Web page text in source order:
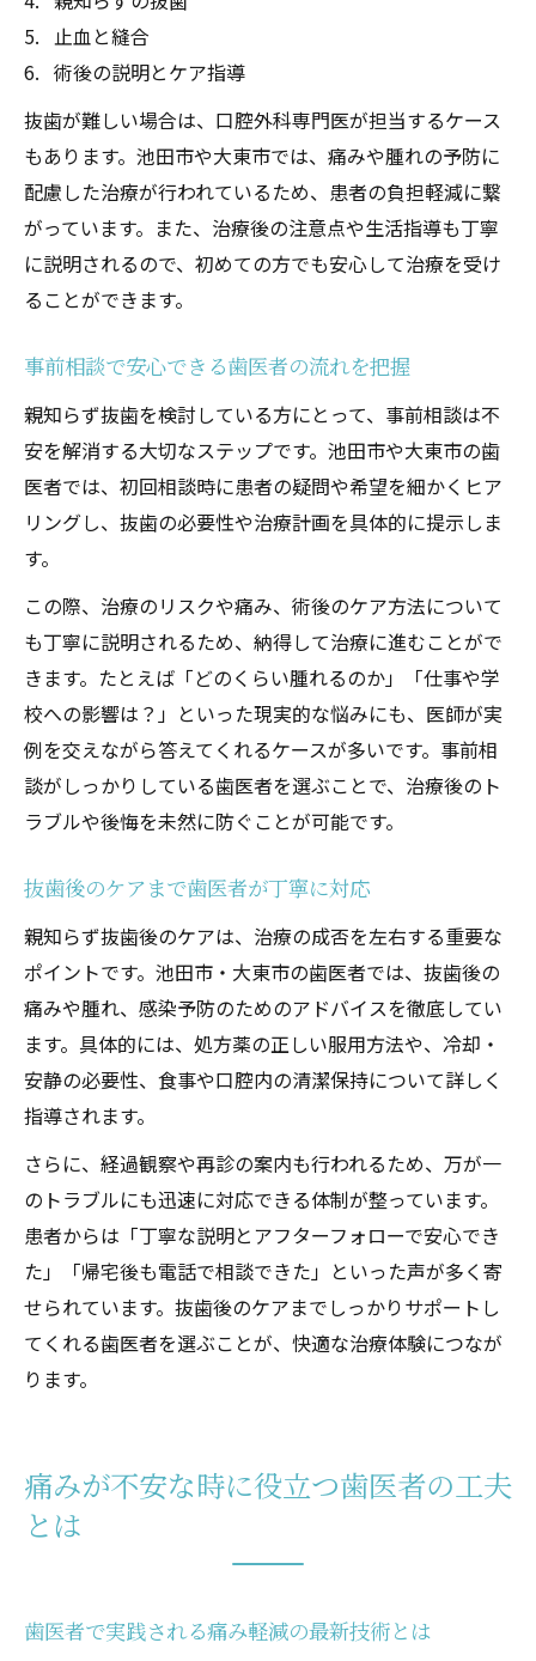
止血と縫合
術後の説明とケア指導
抜歯が難しい場合は、口腔外科専門医が担当するケース
もあります。池田市や大東市では、痛みや腫れの予防に
配慮した治療が行われているため、患者の負担軽減に繋
がっています。また、治療後の注意点や生活指導も丁寧
に説明されるので、初めての方でも安心して治療を受け
ることができます。
事前相談で安心できる歯医者の流れを把握
親知らず抜歯を検討している方にとって、事前相談は不
安を解消する大切なステップです。池田市や大東市の歯
医者では、初回相談時に患者の疑問や希望を細かくヒア
リングし、抜歯の必要性や治療計画を具体的に提示しま
す。
この際、治療のリスクや痛み、術後のケア方法について
も丁寧に説明されるため、納得して治療に進むことがで
きます。たとえば「どのくらい腫れるのか」「仕事や学
校への影響は？」といった現実的な悩みにも、医師が実
例を交えながら答えてくれるケースが多いです。事前相
談がしっかりしている歯医者を選ぶことで、治療後のト
ラブルや後悔を未然に防ぐことが可能です。
抜歯後のケアまで歯医者が丁寧に対応
親知らず抜歯後のケアは、治療の成否を左右する重要な
ポイントです。池田市・大東市の歯医者では、抜歯後の
痛みや腫れ、感染予防のためのアドバイスを徹底してい
ます。具体的には、処方薬の正しい服用方法や、冷却・
安静の必要性、食事や口腔内の清潔保持について詳しく
指導されます。
さらに、経過観察や再診の案内も行われるため、万が一
のトラブルにも迅速に対応できる体制が整っています。
患者からは「丁寧な説明とアフターフォローで安心でき
た」「帰宅後も電話で相談できた」といった声が多く寄
せられています。抜歯後のケアまでしっかりサポートし
てくれる歯医者を選ぶことが、快適な治療体験につなが
ります。
痛みが不安な時に役立つ歯医者の工夫
とは
歯医者で実践される痛み軽減の最新技術とは